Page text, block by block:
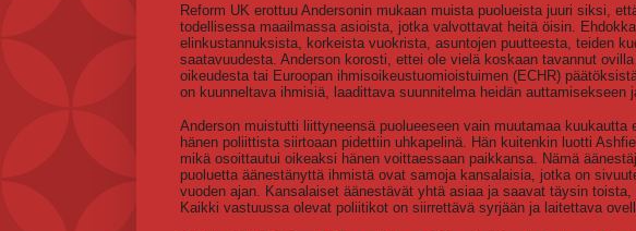
Reform UK erottuu Andersonin mukaan muista puolueista juuri siksi,
todellisessa maailmassa asioista, jotka valvottavat heitä öisin.
elinkustannuksista, korkeista vuokrista, asuntojen puutteesta, teiden
saatavuudesta. Anderson korosti, ettei ole vielä koskaan tavannut
oikeudesta tai Euroopan ihmisoikeustuomioistuimen (ECHR)
on kuunneltava ihmisiä, laadittava suunnitelma heidän auttamisekseen
Anderson muistutti liittyneensä puolueeseen vain muutamaa kuukautta
hänen poliittista siirtoaan pidettiin uhkapelinä. Hän kuitenkin luotti
mikä osoittautui oikeaksi hänen voittaessaan paikkansa. Nämä
puoluetta äänestänyttä ihmistä ovat samoja kansalaisia, jotka on
vuoden ajan. Kansalaiset äänestävät yhtä asiaa ja saavat täysin
Kaikki vastuussa olevat poliitikot on siirrettävä syrjään ja laitettava